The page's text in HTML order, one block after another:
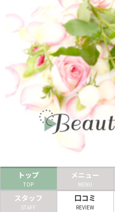
キーワードで検索
近くのサロンを探す
現在地から探す
ヘアサロン
ネイルサロン
リラクゼーションサロン
美容クリニック
トップ
TOP
メニュー
MENU
スタッフ
STAFF
口コミ
REVIEW